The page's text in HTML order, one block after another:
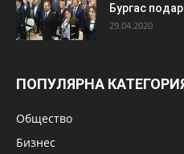
Бургас
29.04.2020
ПОПУЛЯРНА
Общество
Бизнес